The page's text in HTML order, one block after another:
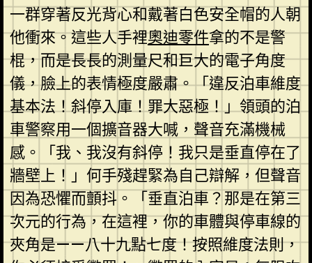
一群穿著反光背心和戴著白色安全帽的人朝
他衝來。這些人手裡奧迪零件拿的不是警
棍，而是長長的測量尺和巨大的電子角度
儀，臉上的表情極度嚴肅。「違反泊車維度
基本法！斜停入庫！罪大惡極！」領頭的泊
車警察用一個擴音器大喊，聲音充滿機械
感。「我、我沒有斜停！我只是垂直停在了
牆壁上！」何手殘趕緊為自己辯解，但聲音
因為恐懼而顫抖。「垂直泊車？那是在第三
次元的行為，在這裡，你的車體與停車線的
夾角是——八十九點七度！按照維度法則，